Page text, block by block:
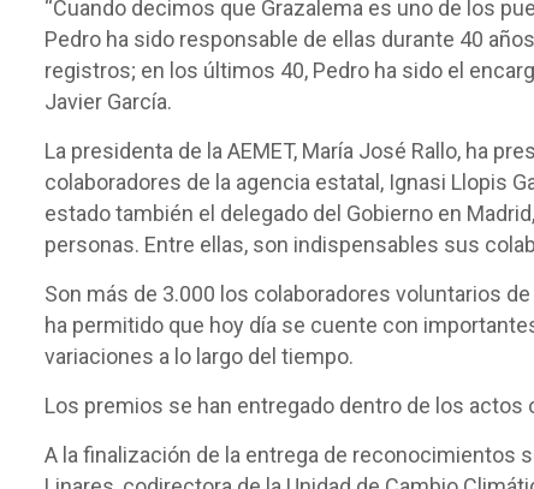
“Cuando decimos que Grazalema es uno de los
Pedro ha sido responsable de ellas durante 40
registros; en los últimos 40, Pedro ha sido el
Javier García.
La presidenta de la AEMET, María José Rallo, ha
colaboradores de la agencia estatal, Ignasi Llopis
estado también el delegado del Gobierno en
personas. Entre ellas, son indispensables sus
Son más de 3.000 los colaboradores voluntarios
ha permitido que hoy día se cuente con
variaciones a lo largo del tiempo.
Los premios se han entregado dentro de los actos
A la finalización de la entrega de reconocimientos